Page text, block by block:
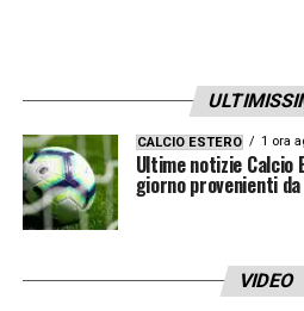
CALCIO ESTERO 1 ora
Ultime notizie
giorno provenienti
VIDEO